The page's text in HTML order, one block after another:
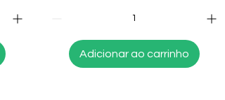
Adicionar ao carrinho